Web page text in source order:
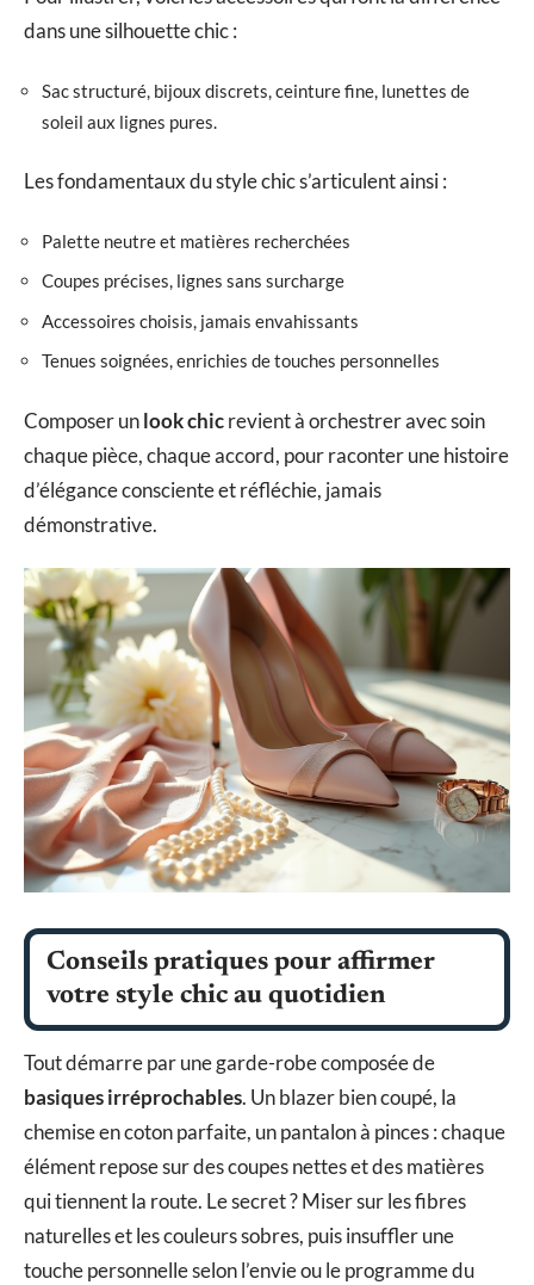
dans une silhouette chic :
Sac structuré, bijoux discrets, ceinture fine, lunettes de
soleil aux lignes pures.
Les fondamentaux du style chic s’articulent ainsi :
Palette neutre et matières recherchées
Coupes précises, lignes sans surcharge
Accessoires choisis, jamais envahissants
Tenues soignées, enrichies de touches personnelles
Composer unlook chicrevient à orchestrer avec soin
chaque pièce, chaque accord, pour raconter une histoire
d’élégance consciente et réfléchie, jamais
démonstrative.
Conseils pratiques pour affirmer
votre style chic au quotidien
Tout démarre par une garde-robe composée de
basiques irréprochables. Un blazer bien coupé, la
chemise en coton parfaite, un pantalon à pinces : chaque
élément repose sur des coupes nettes et des matières
qui tiennent la route. Le secret ? Miser sur les fibres
naturelles et les couleurs sobres, puis insuffler une
touche personnelle selon l’envie ou le programme du